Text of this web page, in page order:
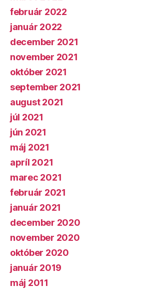
február 2022
január 2022
december 2021
november 2021
október 2021
september 2021
august 2021
júl 2021
jún 2021
máj 2021
apríl 2021
marec 2021
február 2021
január 2021
december 2020
november 2020
október 2020
január 2019
máj 2011